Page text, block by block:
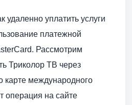
удаленно уплатить услуги
платежной
Рассмотрим
Триколор ТВ через
карте международного
операция на сайте